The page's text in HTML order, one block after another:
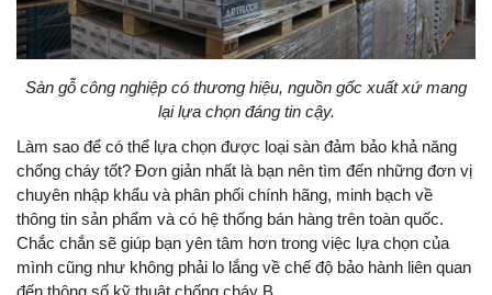
Sàn gỗ công nghiệp có thương hiệu, nguồn gốc xuất xứ mang
lại lựa chọn đáng tin cậy.
Làm sao để có thể lựa chọn được loại sàn đảm bảo khả năng
chống cháy tốt? Đơn giản nhất là bạn nên tìm đến những đơn vị
chuyên nhập khẩu và phân phối chính hãng, minh bạch về
thông tin sản phẩm và có hệ thống bán hàng trên toàn quốc.
Chắc chắn sẽ giúp bạn yên tâm hơn trong việc lựa chọn của
mình cũng như không phải lo lắng về chế độ bảo hành liên quan
đến thông số kỹ thuật chống cháy B.